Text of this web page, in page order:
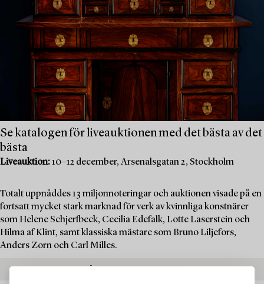
Se katalogen för liveauktionen med det bästa av det
bästa
Liveauktion:10–12 december, Arsenalsgatan 2, Stockholm
Totalt uppnåddes 13 miljonnoteringar och auktionen visade på en
fortsatt mycket stark marknad för verk av kvinnliga konstnärer
som Helene Schjerfbeck, Cecilia Edefalk, Lotte Laserstein och
Hilma af Klint, samt klassiska mästare som Bruno Liljefors,
Anders Zorn och Carl Milles.